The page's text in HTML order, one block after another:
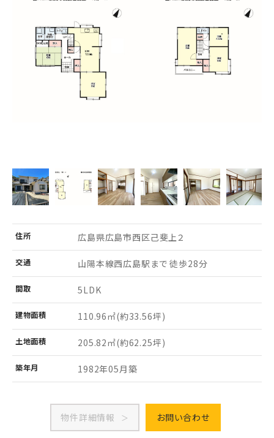
住所 広島県広島市西区己斐上２
交通 山陽本線西広島駅まで 徒歩28分
間取 5LDK
建物面積 110.96㎡(約33.56坪)
土地面積 205.82㎡(約62.25坪)
築年月 1982年05月築
物件詳細情報 お問い合わせ